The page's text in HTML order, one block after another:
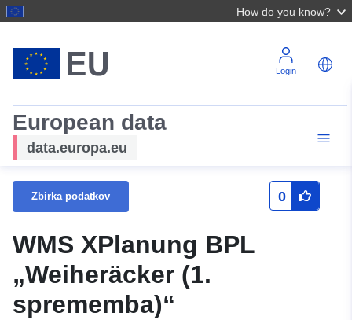
How do you know?
Login
European data
data.europa.eu
Zbirka podatkov 0
WMS XPlanung BPL
„Weiheräcker (1.
sprememba)“